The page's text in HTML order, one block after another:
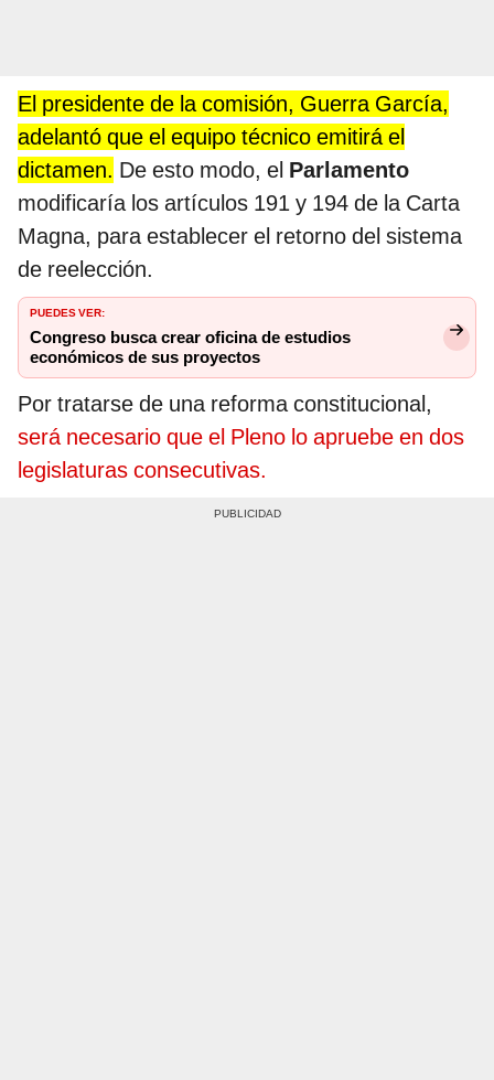
El presidente de la comisión, Guerra García,
adelantó que el equipo técnico emitirá el
dictamen. De esto modo, el Parlamento
modificaría los artículos 191 y 194 de la Carta
Magna, para establecer el retorno del sistema
de reelección.
PUEDES VER:
Congreso busca crear oficina de estudios
económicos de sus proyectos
Por tratarse de una reforma constitucional,
será necesario que el Pleno lo apruebe en dos
legislaturas consecutivas.